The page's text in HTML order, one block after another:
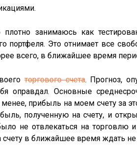
занимаюсь как
портфеля. Это отнимает все
всего, в ближайшее время
торгового счета. Прогноз,
оправдал. Основные
прибыль на моем счету за
полученную на счету, и
не отвлекаться на торговлю
в ближайшее время ждать не